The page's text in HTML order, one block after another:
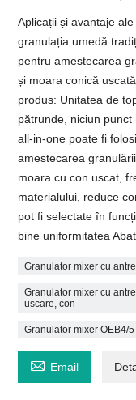
Aplicații și avantaje
granulația umedă
pentru amestecarea
și moara conică
produs: Unitatea de
pătrunde, niciun
all-in-one poate fi
amestecarea
moara cu con uscat,
materialului, reduce
pot fi selectate în
bine uniformitatea
Granulator mixer cu
Granulator mixer cu
uscare, con
Granulator mixer OEB4/5
 Email